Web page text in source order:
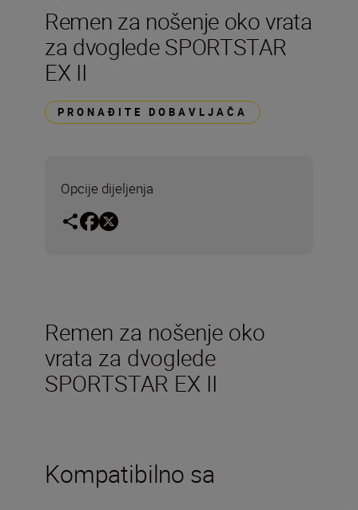
Remen za nošenje oko vrata
za dvoglede SPORTSTAR
EX II
PRONAĐITE DOBAVLJAČA
Opcije dijeljenja
Remen za nošenje oko
vrata za dvoglede
SPORTSTAR EX II
Kompatibilno sa